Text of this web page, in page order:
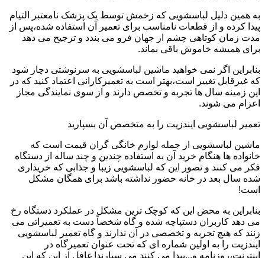
به همین دلیل لباسشویی که زخمش توسط یک پزشک نامعتبر التیام
پیدا کرده و از قطعات نامناسب برای تعمیر آن استفاده شده،پس از
مدت زمان کوتاهی چشم از جهان فرو می بندد و ترجیح می دهد
برای همیشه خاموش باقی بماند.
بنابراین اگر نمی خواهید ماشین لباسشویی به سرنوشتی دچار شود
که غیرقابل تغییر است،بهتر است به تعمیرکارانی اعتماد کنید که در
این زمینه سال ها تجربه و تخصص دارند و از سوی نمایندگی مجاز
اعزام می شوند.
تعمیر لباسشویی ایندزیت را به متخصص آن بسپارید
ماشین لباسشویی از جمله لوازم خانگی گران قیمت است که
خانواده ها هنگام خرید آن به استفاده چندین و چند ساله از دستگاه
فکر می کنند و تصور این که لباسشویی زیبا و جذابی که خریداری
شده سال بعد در خانه حضور نداشته باشد برای همگان مشکل
است!
بنابراین به محض این که کوچک ترین مشکل در عملکرد دستگاه رخ
می دهد کاربران دستپاچه شده و گاه شخصاً دست به تعمیراتی می
زنند که هیچ تجربه و تخصصی در آن ندارند و گاه تعمیر لباسشویی
ایندزیت را به اولین شماره ای که تحت عنوان تعمیرگاه در
اینترنت،روزنامه و...پیدا می کنند می سپارند! غافل از این که این